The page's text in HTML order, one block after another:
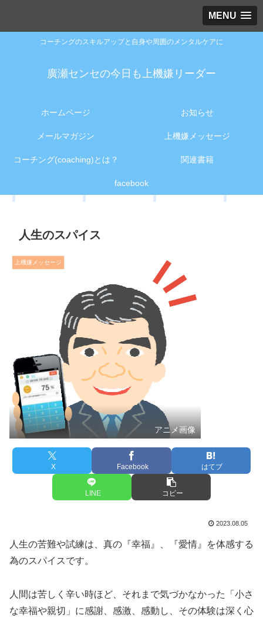
MENU
コーチングのスキルアップと自身や周囲のメンタルケアに
廣瀬センセの今日も上機嫌リーダー
ホームページ お知らせ
メールマガジン 上機嫌メッセージ
コーチング(coaching)とは？ 関連書籍
facebook
人生のスパイス
上機嫌メッセージ
アニメ画像
X Facebook はてブ
LINE コピー
2023.08.05
人生の苦難や試練は、真の『幸福』、『愛情』を体感する
為のスパイスです。
人間は苦しく辛い時ほど、それまで気づかなかった「小さ
な幸福や親切」に感謝、感激、感動し、その体験は深く心